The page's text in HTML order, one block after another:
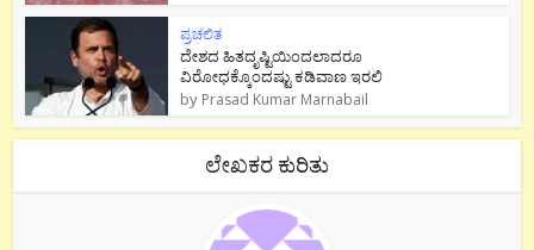
ಪ್ರಚಲಿತ
ದೇಶದ ಹಿತದೃಷ್ಟಿಯಿಂದಲಾದರೂ
ವಿರೋಧಕ್ಕೊಂದಷ್ಟು ಕಡಿವಾಣ ಇರಲಿ
by Prasad Kumar Marnabail
ಲೇಖಕರ ಕುರಿತು